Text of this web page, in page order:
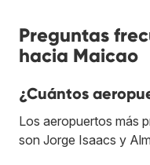
Preguntas
hacia Maicao
¿Cuántos
Los aeropuertos más
son Jorge Isaacs y